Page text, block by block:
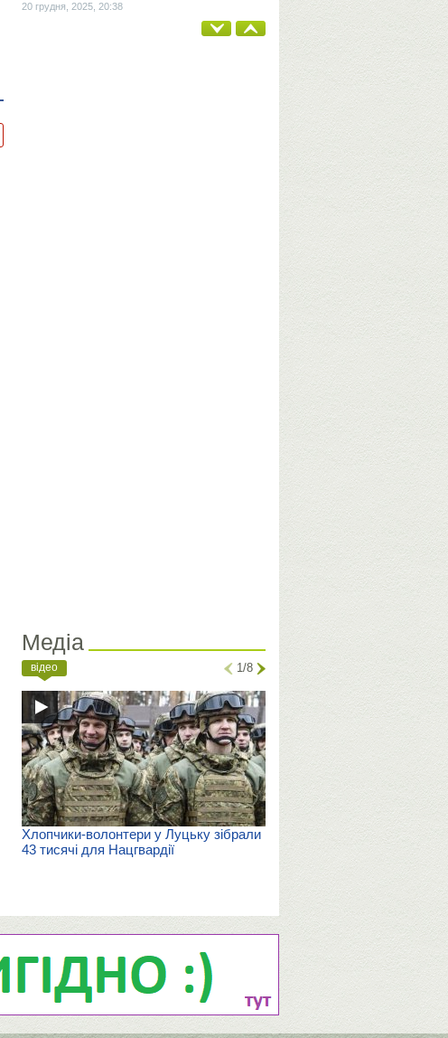
20 грудня, 2025, 20:38
Медіа
відео 1/8
Хлопчики-волонтери у Луцьку зібрали
43 тисячі для Нацгвардії